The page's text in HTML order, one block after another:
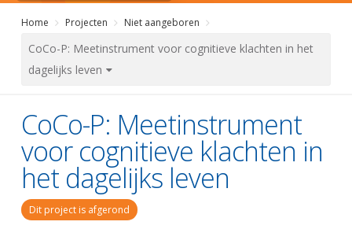
Home Projecten Niet aangeboren
CoCo-P: Meetinstrument voor cognitieve klachten in het
dagelijks leven
CoCo-P: Meetinstrument
voor cognitieve klachten in
het dagelijks leven
Dit project is afgerond